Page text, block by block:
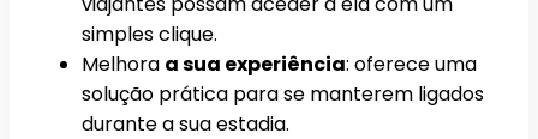
simples clique.
Melhora a sua experiência: oferece uma
solução prática para se manterem ligados
durante a sua estadia.